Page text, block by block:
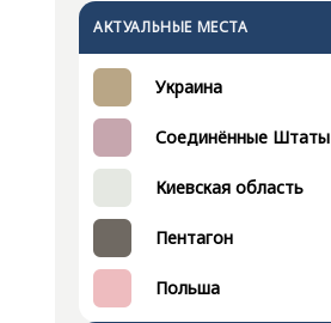
АКТУАЛЬНЫЕ МЕСТА
Украина
Соединённые Штаты
Киевская область
Пентагон
Польша